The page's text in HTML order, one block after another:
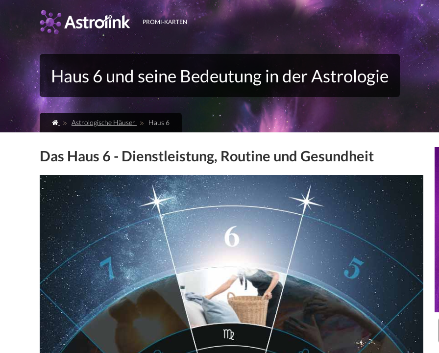
PROMI-KARTEN
Haus 6 und seine Bedeutung in der Astrologie
Astrologische Häuser Haus 6
Das Haus 6 - Dienstleistung, Routine und Gesundheit